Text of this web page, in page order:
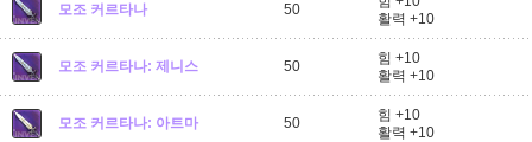
모조 커르타나 50
활력 +10
모조 커르타나: 제니스 50
힘 +10
활력 +10
모조 커르타나: 아트마 50
힘 +10
활력 +10